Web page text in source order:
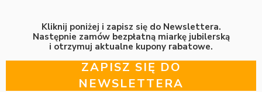
Kliknij poniżej i zapisz się do Newslettera.
Następnie zamów bezpłatną miarkę jubilerską
i otrzymuj aktualne kupony rabatowe.
ZAPISZ SIĘ DO
NEWSLETTERA